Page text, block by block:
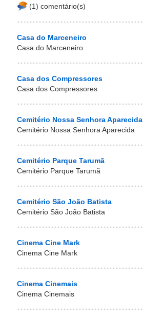
(1) comentário(s)
Casa do Marceneiro
Casa do Marceneiro
Casa dos Compressores
Casa dos Compressores
Cemitério Nossa Senhora Aparecida
Cemitério Nossa Senhora Aparecida
Cemitério Parque Tarumã
Cemitério Parque Tarumã
Cemitério São João Batista
Cemitério São João Batista
Cinema Cine Mark
Cinema Cine Mark
Cinema Cinemais
Cinema Cinemais